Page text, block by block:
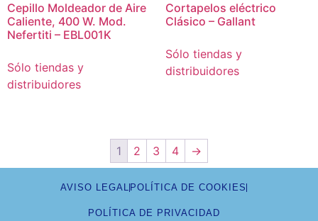
Cepillo Moldeador de Aire
Caliente, 400 W. Mod.
Nefertiti – EBL001K
Sólo tiendas y
distribuidores
Cortapelos eléctrico
Clásico – Gallant
Sólo tiendas y
distribuidores
1 2 3 4 →
AVISO LEGAL POLÍTICA DE COOKIES
POLÍTICA DE PRIVACIDAD